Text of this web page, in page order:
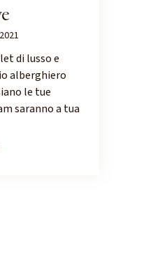
di lusso e
alberghiero
le tue
saranno a tua